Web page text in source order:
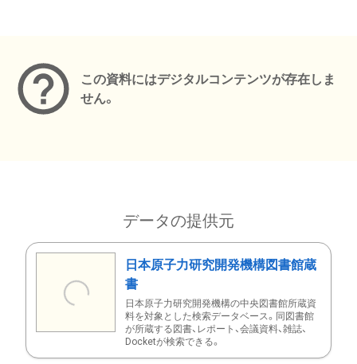
この資料にはデジタルコンテンツが存在しま
せん。
データの提供元
日本原子力研究開発機構図書館蔵
書
日本原子力研究開発機構の中央図書館所蔵資
料を対象とした検索データベース。同図書館
が所蔵する図書、レポート、会議資料、雑誌、
Docketが検索できる。